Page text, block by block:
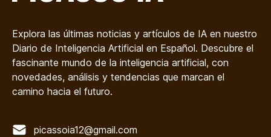
Explora las últimas noticias y artículos de IA en nuestro
Diario de Inteligencia Artificial en Español. Descubre el
fascinante mundo de la inteligencia artificial, con
novedades, análisis y tendencias que marcan el
camino hacia el futuro.
picassoia12@gmail.com